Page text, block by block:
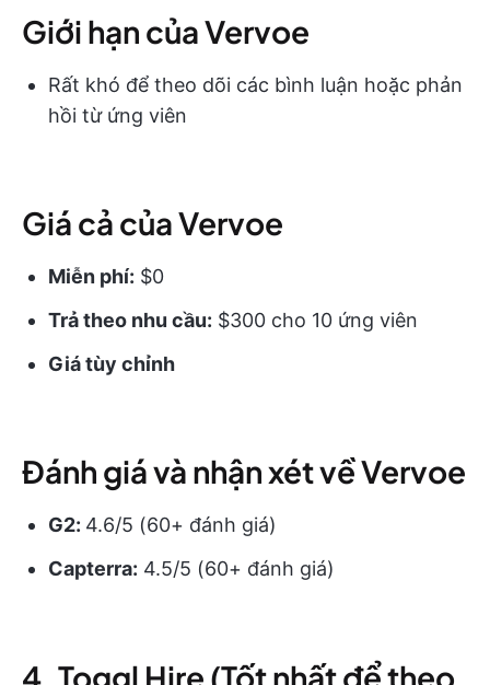
Giới hạn của Vervoe
Rất khó để theo dõi các bình luận hoặc phản
hồi từ ứng viên
Giá cả của Vervoe
Miễn phí: $0
Trả theo nhu cầu: $300 cho 10 ứng viên
Giá tùy chỉnh
Đánh giá và nhận xét về Vervoe
G2: 4.6/5 (60+ đánh giá)
Capterra: 4.5/5 (60+ đánh giá)
4. Toggl Hire (Tốt nhất để theo